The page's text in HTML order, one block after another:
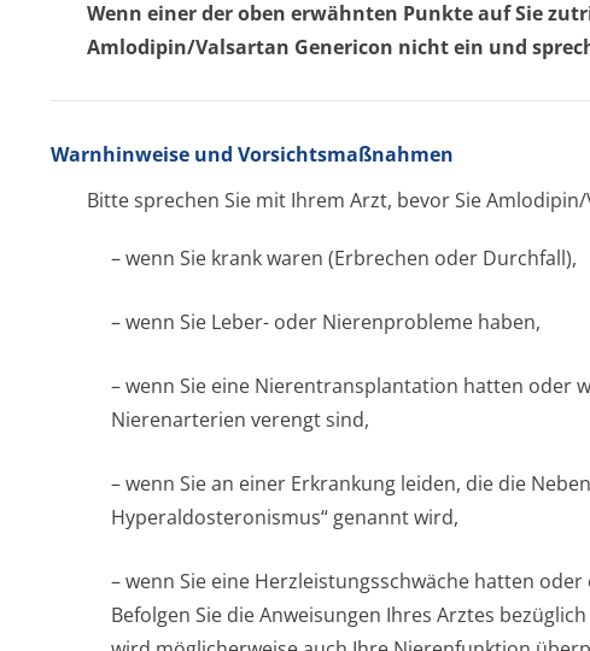
Wenn einer der oben erwähnten Punkte auf Sie
Amlodipin/Valsartan Genericon nicht ein und
Warnhinweise und Vorsichtsmaßnahmen
Bitte sprechen Sie mit Ihrem Arzt, bevor Sie
– wenn Sie krank waren (Erbrechen oder Durchfall),
– wenn Sie Leber- oder Nierenprobleme haben,
– wenn Sie eine Nierentransplan­tation hatten oder
Nierenarterien verengt sind,
– wenn Sie an einer Erkrankung leiden, die die
Hyperaldostero­nismus“ genannt wird,
– wenn Sie eine Herzleistungsschwäche hatten
Befolgen Sie die Anweisungen Ihres Arztes